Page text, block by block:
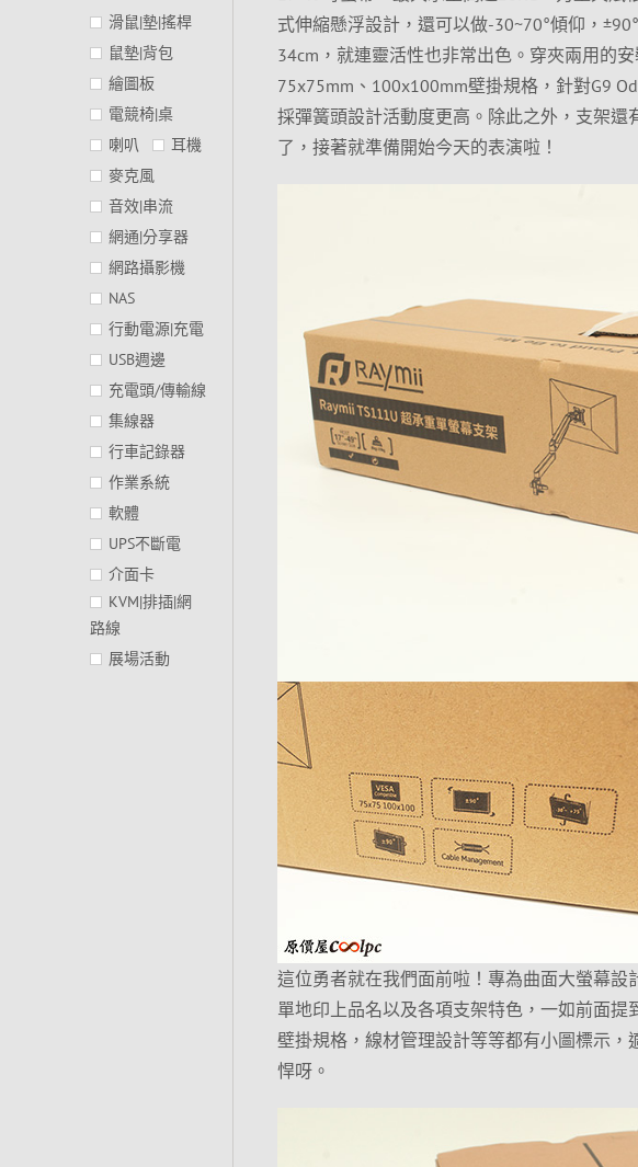
式伸縮懸浮設計，還可以做-30~70°傾仰，
34cm，就連靈活性也非常出色。穿夾兩用的
75x75mm、100x100mm壁掛規格，針對G9
採彈簧頭設計活動度更高。除此之外，支架還
了，接著就準備開始今天的表演啦！
這位勇者就在我們面前啦！專為曲面大螢幕
單地印上品名以及各項支架特色，一如前面
壁掛規格，線材管理設計等等都有小圖標示，
悍呀。
滑鼠|墊|搖桿
鼠墊|背包
繪圖板
電競椅|桌
喇叭
耳機
麥克風
音效|串流
網通|分享器
網路攝影機
NAS
行動電源|充電
USB週邊
充電頭/傳輸線
集線器
行車記錄器
作業系統
軟體
UPS不斷電
介面卡
KVM|排插|網
路線
展場活動